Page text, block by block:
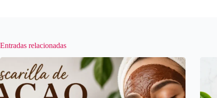
Entradas relacionadas